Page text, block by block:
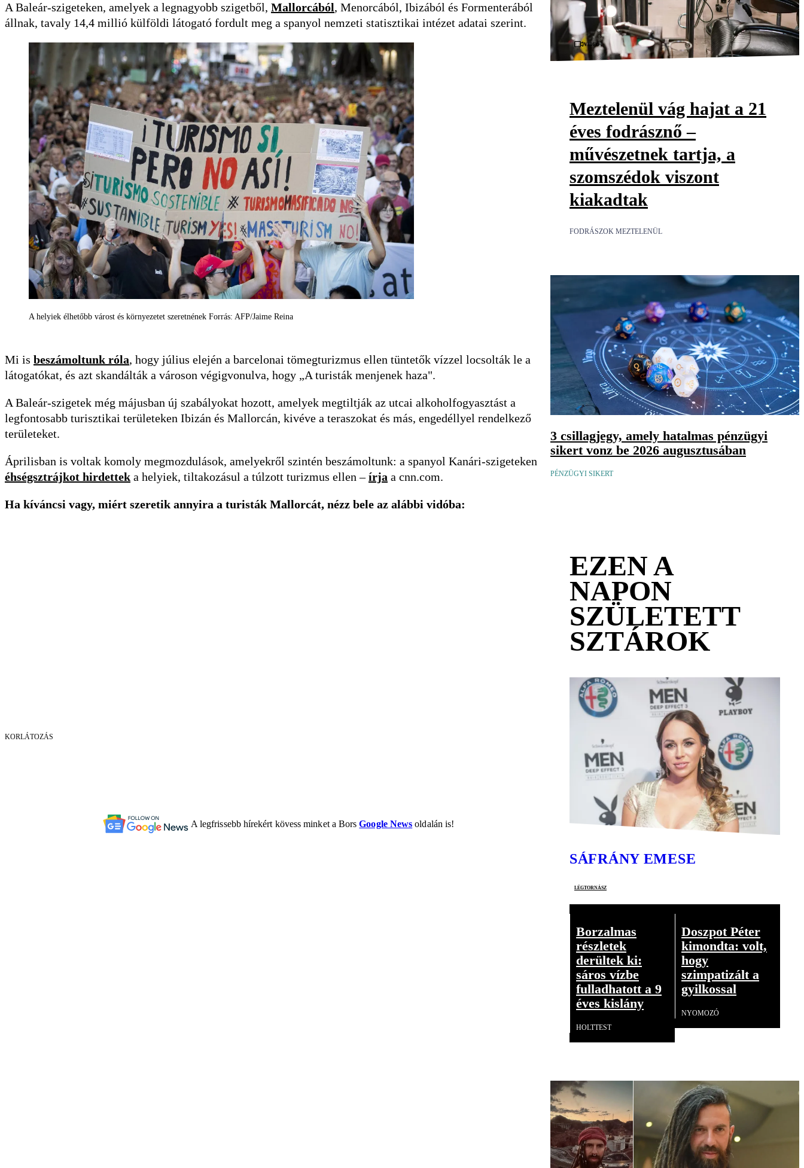
A Baleár-szigeteken, amelyek a legnagyobb szigetből, Mallorcából, Menorcából, Ibizából és Formenterából
állnak, tavaly 14,4 millió külföldi látogató fordult meg a spanyol nemzeti statisztikai intézet adatai szerint.
A helyiek élhetőbb várost és környezetet szeretnének Forrás: AFP/Jaime Reina
Mi is beszámoltunk róla, hogy július elején a barcelonai tömegturizmus ellen tüntetők vízzel locsolták le a
látogatókat, és azt skandálták a városon végigvonulva, hogy „A turisták menjenek haza".
A Baleár-szigetek még májusban új szabályokat hozott, amelyek megtiltják az utcai alkoholfogyasztást a
legfontosabb turisztikai területeken Ibizán és Mallorcán, kivéve a teraszokat és más, engedéllyel rendelkező
területeket.
Áprilisban is voltak komoly megmozdulások, amelyekről szintén beszámoltunk: a spanyol Kanári-szigeteken
éhségsztrájkot hirdettek a helyiek, tiltakozásul a túlzott turizmus ellen –írja a cnn.com.
Ha kíváncsi vagy, miért szeretik annyira a turisták Mallorcát, nézz bele az alábbi vidóba:
KORLÁTOZÁS
A legfrissebb hírekért kövess minket a BorsGoogle News oldalán is!
Videó
Meztelenül vág hajat a 21
éves fodrásznő –
művészetnek tartja, a
szomszédok viszont
kiakadtak
FODRÁSZOK MEZTELENÜL
3 csillagjegy, amely hatalmas pénzügyi
sikert vonz be 2026 augusztusában
PÉNZÜGYI SIKERT
EZEN A
NAPON
SZÜLETETT
SZTÁROK
SÁFRÁNY EMESE
légtornász
Borzalmas
részletek
derültek ki:
sáros vízbe
fulladhatott a 9
éves kislány
HOLTTEST
Doszpot Péter
kimondta: volt,
hogy
szimpatizált a
gyilkossal
NYOMOZÓ